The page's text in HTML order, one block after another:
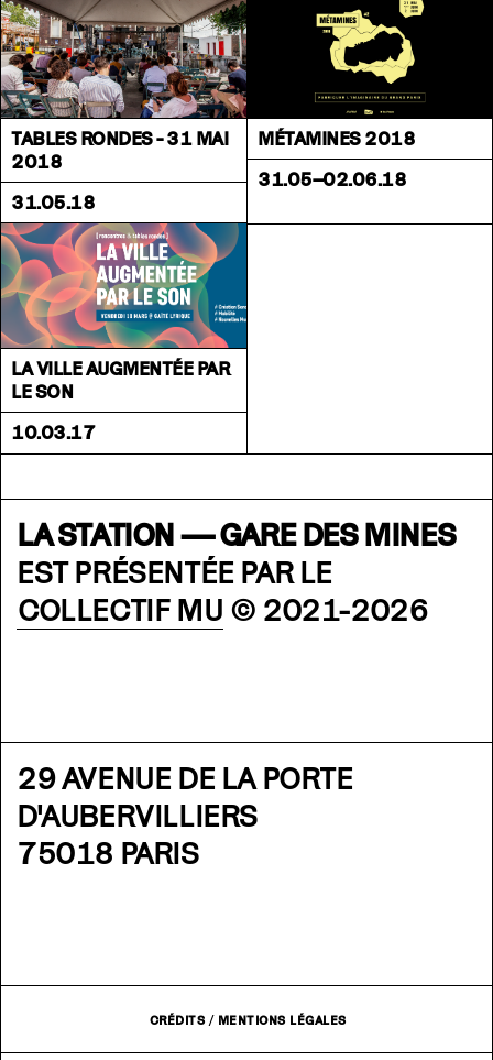
TABLES RONDES - 31 MAI
2018
31.05.18
MÉTAMINES 2018
31.05–02.06.18
LA VILLE AUGMENTÉE PAR
LE SON
10.03.17
LA STATION — GARE DES MINES
EST PRÉSENTÉE PAR LE
COLLECTIF MU © 2021-2026
29 AVENUE DE LA PORTE
D'AUBERVILLIERS
75018 PARIS
CRÉDITS / MENTIONS LÉGALES